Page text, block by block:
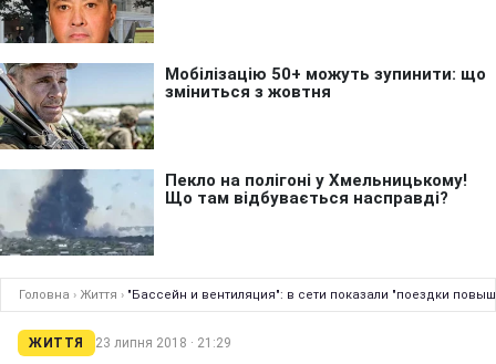
Головна › Життя › "Бассейн и вентиляция": в сети показали "поездки
ЖИТТЯ 23 липня 2018 · 21:29